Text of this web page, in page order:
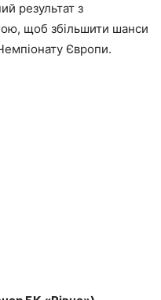
результат з
щоб збільшити шанси
Європи.